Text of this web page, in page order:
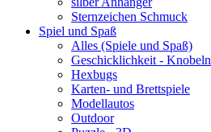
Sternzeichen Schmuck
Spiel und Spaß
Alles (Spiele und Spaß)
Geschicklichkeit - Knobeln
Hexbugs
Karten- und Brettspiele
Modellautos
Outdoor